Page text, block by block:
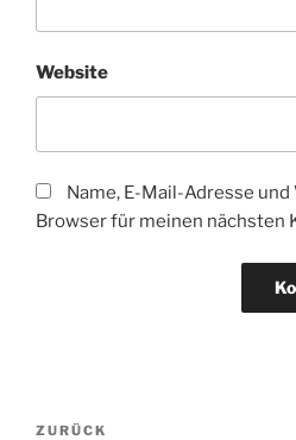
Website
Name, E-Mail-Adresse
Browser für meinen nächsten
Beitragsnavigation
Vorheriger
ZURÜCK